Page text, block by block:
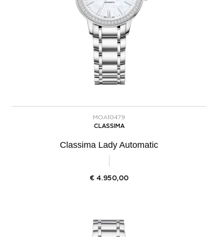
MOA10479
CLASSIMA
Classima Lady Automatic
€ 4.950,00